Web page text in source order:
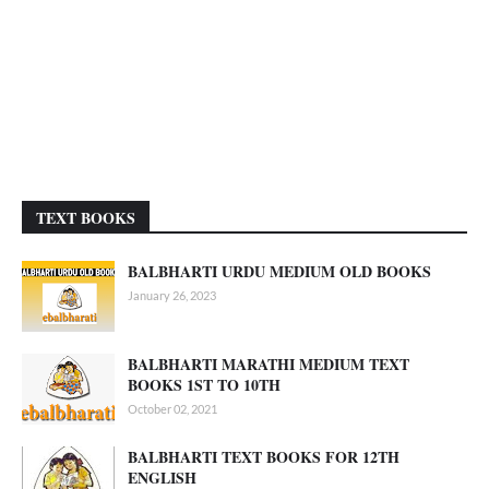
TEXT BOOKS
BALBHARTI URDU MEDIUM OLD BOOKS
January 26, 2023
BALBHARTI MARATHI MEDIUM TEXT
BOOKS 1ST TO 10TH
October 02, 2021
BALBHARTI TEXT BOOKS FOR 12TH
ENGLISH